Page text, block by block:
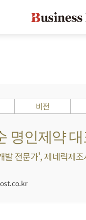
비전
명인제약
발 전문가', 제네릭제